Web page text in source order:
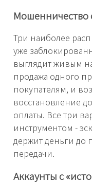
Мошенничество
Три наиболее
уже
выглядит живым
продажа одного
покупателям, и
восстановление
оплаты. Все три
инструментом -
держит деньги до
передачи.
Аккаунты с